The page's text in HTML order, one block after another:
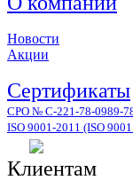
Новости
Акции
Сертификаты
СРО № С-221-78-0989-
ISO 9001-2011 (ISO
Клиентам